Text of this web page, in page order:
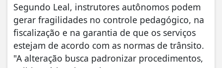
Segundo Leal, instrutores autônomos podem
gerar fragilidades no controle pedagógico, na
fiscalização e na garantia de que os serviços
estejam de acordo com as normas de trânsito.
"A alteração busca padronizar procedimentos,